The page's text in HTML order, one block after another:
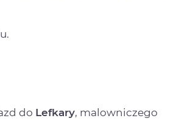
do Lefkary, malowniczego